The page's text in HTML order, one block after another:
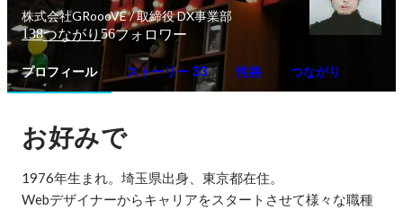
株式会社GRoooVE / 取締役 DX事業部
138つながり 56フォロワー
プロフィール ストーリー 33 性格 つながり
お好みで
1976年生まれ。埼玉県出身、東京都在住。
Webデザイナーからキャリアをスタートさせて様々な職種